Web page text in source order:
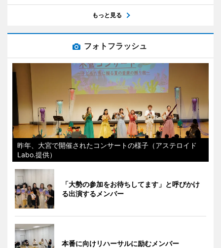
もっと見る
フォトフラッシュ
昨年、大宮で開催されたコンサートの様子（アステロイド
Labo.提供）
「大勢の参加をお待ちしてます」と呼びかけ
る出演するメンバー
本番に向けリハーサルに励むメンバー